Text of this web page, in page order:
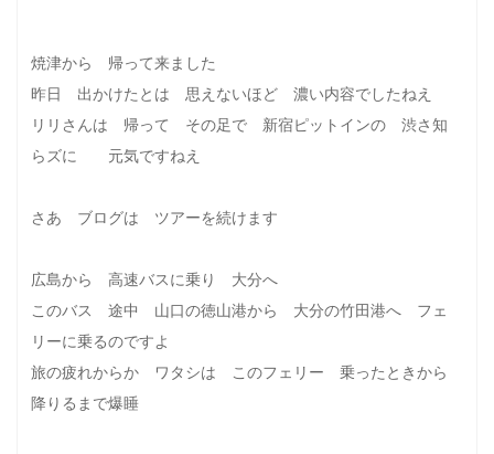
焼津から 帰って来ました
昨日 出かけたとは 思えないほど 濃い内容でしたねえ
リリさんは 帰って その足で 新宿ピットインの 渋さ知
らズに 元気ですねえ
さあ ブログは ツアーを続けます
広島から 高速バスに乗り 大分へ
このバス 途中 山口の徳山港から 大分の竹田港へ フェ
リーに乗るのですよ
旅の疲れからか ワタシは このフェリー 乗ったときから
降りるまで爆睡